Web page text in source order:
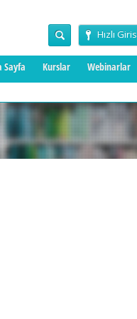
Hızlı Giris
Sayfa Kurslar Webinarlar